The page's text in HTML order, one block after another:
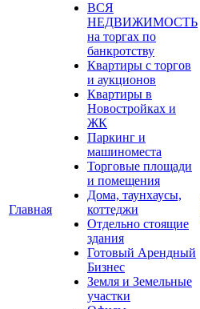
Главная
ВСЯ
НЕДВИЖИМОСТЬ
на торгах по
банкротству
Квартиры с торгов
и аукционов
Квартиры в
Новостройках и
ЖК
Паркинг и
машиноместа
Торговые площади
и помещения
Дома, таунхаусы,
коттеджи
Отдельно стоящие
здания
Готовый Арендный
Бизнес
Земля и Земельные
участки